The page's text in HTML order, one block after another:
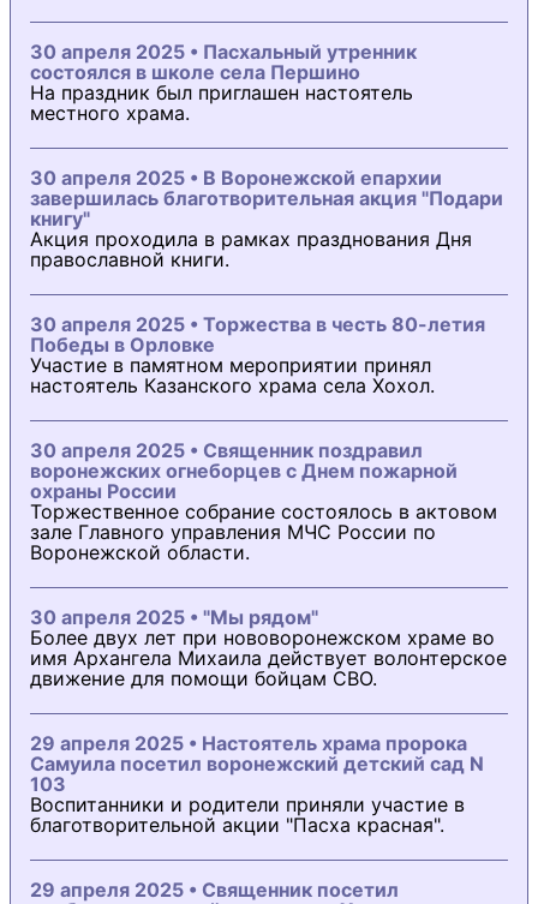
30 апреля 2025 • Пасхальный утренник
состоялся в школе села Першино
На праздник был приглашен настоятель
местного храма.
30 апреля 2025 • В Воронежской епархии
завершилась благотворительная акция "Подари
книгу"
Акция проходила в рамках празднования Дня
православной книги.
30 апреля 2025 • Торжества в честь 80-летия
Победы в Орловке
Участие в памятном мероприятии принял
настоятель Казанского храма села Хохол.
30 апреля 2025 • Священник поздравил
воронежских огнеборцев с Днем пожарной
охраны России
Торжественное собрание состоялось в актовом
зале Главного управления МЧС России по
Воронежской области.
30 апреля 2025 • "Мы рядом"
Более двух лет при нововоронежском храме во
имя Архангела Михаила действует волонтерское
движение для помощи бойцам СВО.
29 апреля 2025 • Настоятель храма пророка
Самуила посетил воронежский детский сад N
103
Воспитанники и родители приняли участие в
благотворительной акции "Пасха красная".
29 апреля 2025 • Священник посетил